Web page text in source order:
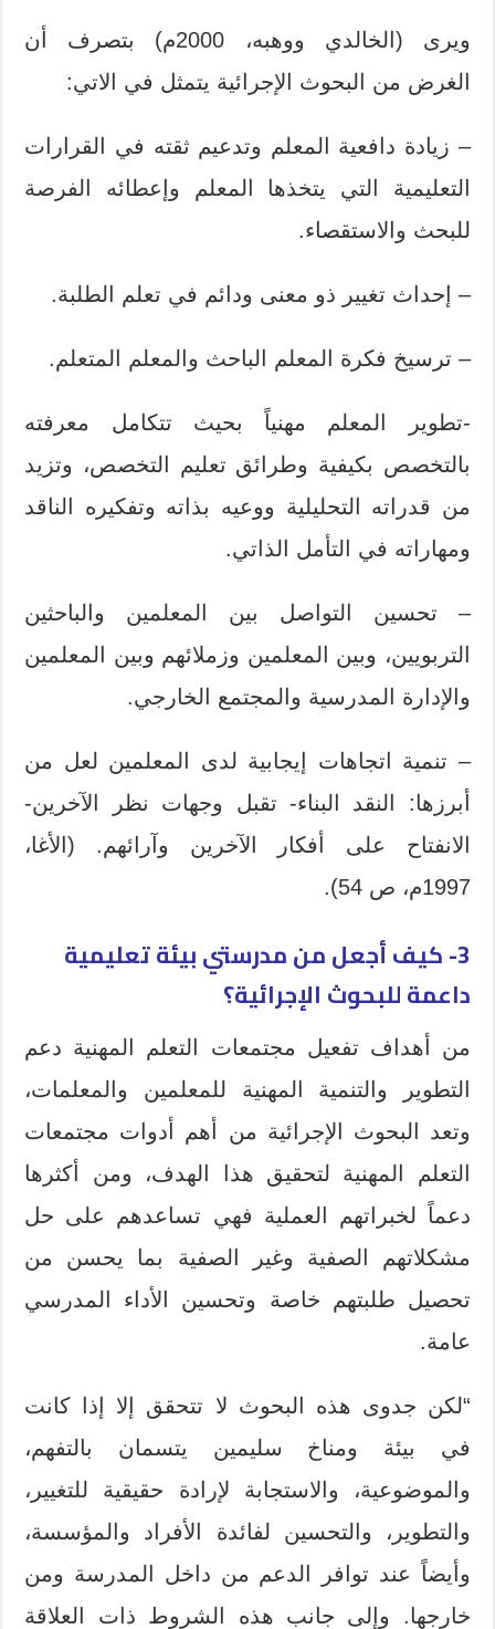
ويرى (الخالدي ووهبه، 2000م) بتصرف أن
الغرض من البحوث الإجرائية يتمثل في الاتي:
– زيادة دافعية المعلم وتدعيم ثقته في القرارات
التعليمية التي يتخذها المعلم وإعطائه الفرصة
للبحث والاستقصاء.
– إحداث تغيير ذو معنى ودائم في تعلم الطلبة.
– ترسيخ فكرة المعلم الباحث والمعلم المتعلم.
-تطوير المعلم مهنياً بحيث تتكامل معرفته
بالتخصص بكيفية وطرائق تعليم التخصص، وتزيد
من قدراته التحليلية ووعيه بذاته وتفكيره الناقد
ومهاراته في التأمل الذاتي.
– تحسين التواصل بين المعلمين والباحثين
التربويين، وبين المعلمين وزملائهم وبين المعلمين
والإدارة المدرسية والمجتمع الخارجي.
– تنمية اتجاهات إيجابية لدى المعلمين لعل من
أبرزها: النقد البناء- تقبل وجهات نظر الآخرين-
الانفتاح على أفكار الآخرين وآرائهم. (الأغا،
1997م، ص 54).
3- كيف أجعل من مدرستي بيئة تعليمية
داعمة للبحوث الإجرائية؟
من أهداف تفعيل مجتمعات التعلم المهنية دعم
التطوير والتنمية المهنية للمعلمين والمعلمات،
وتعد البحوث الإجرائية من أهم أدوات مجتمعات
التعلم المهنية لتحقيق هذا الهدف، ومن أكثرها
دعماً لخبراتهم العملية فهي تساعدهم على حل
مشكلاتهم الصفية وغير الصفية بما يحسن من
تحصيل طلبتهم خاصة وتحسين الأداء المدرسي
عامة.
“لكن جدوى هذه البحوث لا تتحقق إلا إذا كانت
في بيئة ومناخ سليمين يتسمان بالتفهم،
والموضوعية، والاستجابة لإرادة حقيقية للتغيير،
والتطوير، والتحسين لفائدة الأفراد والمؤسسة،
وأيضاً عند توافر الدعم من داخل المدرسة ومن
خارجها. وإلى جانب هذه الشروط ذات العلاقة